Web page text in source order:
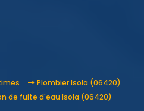
Plombier Isola (06420)
de fuite d'eau Isola (06420)